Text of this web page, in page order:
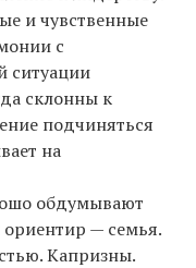
и чувственные
с
ситуации
склонны к
подчиняться
на
обдумывают
ориентир — семья.
Капризны.